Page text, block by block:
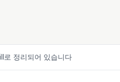
로 정리되어 있습니다